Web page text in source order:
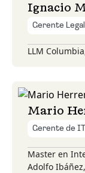
Ignacio
Gerente Legal
LLM
Mario
Gerente de IT
Master en
Adolfo